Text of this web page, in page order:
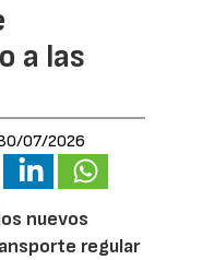
a las
07/2026
nuevos
regular